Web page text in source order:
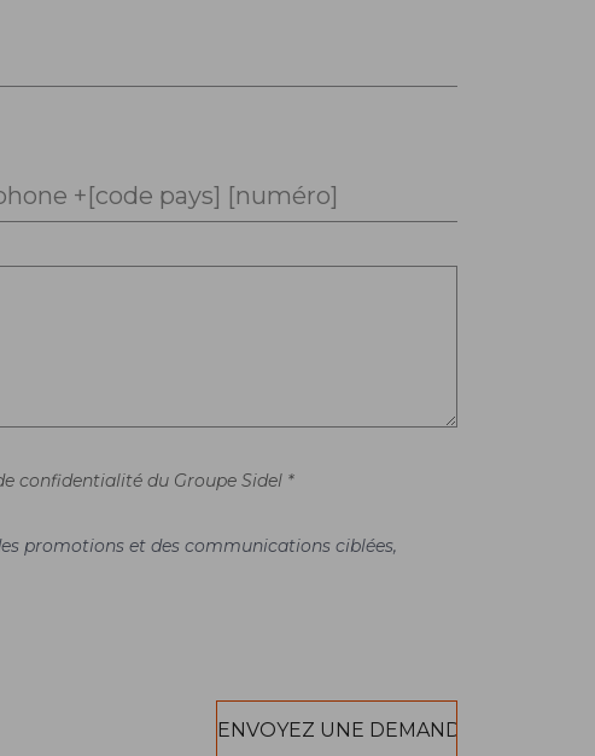
+[code pays] [numéro]
confidentialité du Groupe Sidel *
promotions et des communications ciblées,